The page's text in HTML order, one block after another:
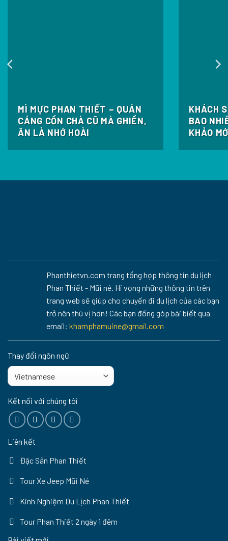
MÌ MỰC PHAN THIẾT – QUÁN
CẢNG CỒN CHÀ CŨ MÀ GHIỀN,
ĂN LÀ NHỚ HOÀI
KHÁCH
BAO
KHẢO
Phanthietvn.com trang tổng hợp thông tin du lịch
Phan Thiết - Mũi né. Hi vọng những thông tin trên
trang web sẽ giúp cho chuyến đi du lịch của các bạn
trở nên thú vị hơn! Các bạn đống góp bài biết qua
email: khamphamuine@gmail.com
Thay đổi ngôn ngữ
Kết nối với chúng tôi
Liên kết
Đặc Sản Phan Thiết
Tour Xe Jeep Mũi Né
Kinh Nghiệm Du Lịch Phan Thiết
Tour Phan Thiết 2 ngày 1 đêm